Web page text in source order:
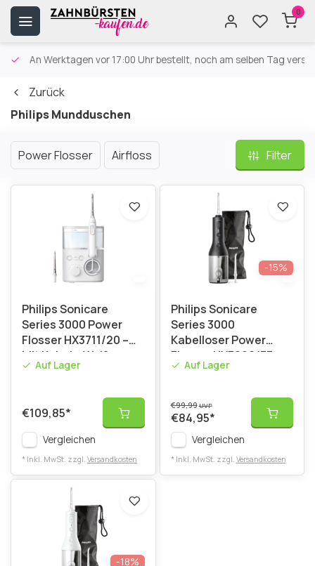
0
An Werktagen vor 17:00 Uhr bestellt, noch am selben Tag
Zurück
Philips Mundduschen
Power Flosser Airfloss Filter
Philips Sonicare
Series 3000 Power
Flosser HX3711/20 –
Mit Kabel – Weiß
Auf Lager
€109,85*
Vergleichen
* Inkl. MwSt. zzgl. Versandkosten
-15%
Philips Sonicare
Series 3000
Kabelloser Power
Flosser HX3826/33 –
Schwarz
Auf Lager
€99,99UVP
€84,95*
Vergleichen
* Inkl. MwSt. zzgl. Versandkosten
-18%